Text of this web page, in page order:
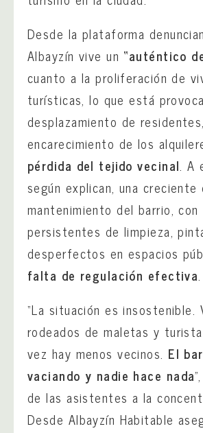
Desde la plataforma
Albayzín vive un “auténtico
cuanto a la proliferación de
turísticas, lo que está
desplazamiento de
encarecimiento de los
pérdida del tejido vecinal. A
según explican, una creciente
mantenimiento del barrio, con
persistentes de limpieza,
desperfectos en espacios
falta de regulación efectiva.
“La situación es insostenible.
rodeados de maletas y
vez hay menos vecinos. El
vaciando y nadie hace nada
de las asistentes a la
Desde Albayzín Habitable